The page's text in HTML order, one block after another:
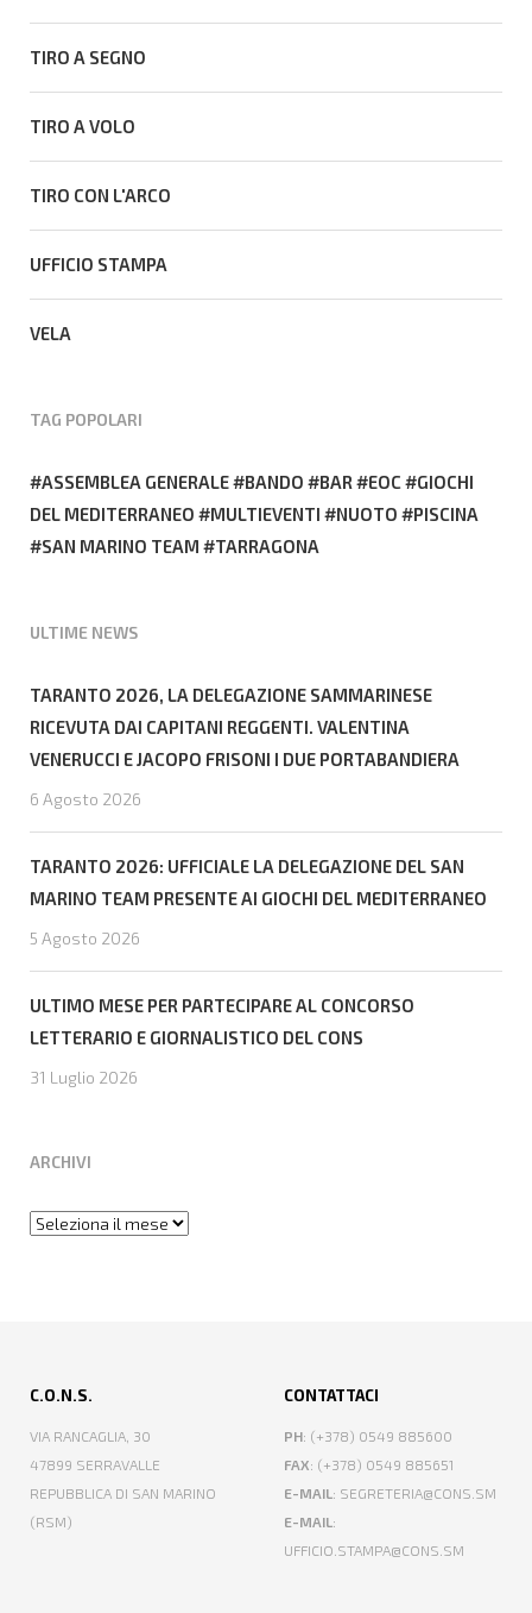
TIRO A SEGNO
TIRO A VOLO
TIRO CON L'ARCO
UFFICIO STAMPA
VELA
TAG POPOLARI
ASSEMBLEA GENERALE BANDO BAR EOC
GIOCHI
DEL MEDITERRANEO
MULTIEVENTI NUOTO
PISCINA
SAN MARINO TEAM
TARRAGONA
ULTIME NEWS
TARANTO 2026, LA DELEGAZIONE SAMMARINESE
RICEVUTA DAI CAPITANI REGGENTI. VALENTINA
VENERUCCI E JACOPO FRISONI I DUE PORTABANDIERA
6 Agosto 2026
TARANTO 2026: UFFICIALE LA DELEGAZIONE DEL SAN
MARINO TEAM PRESENTE AI GIOCHI DEL MEDITERRANEO
5 Agosto 2026
ULTIMO MESE PER PARTECIPARE AL CONCORSO
LETTERARIO E GIORNALISTICO DEL CONS
31 Luglio 2026
ARCHIVI
Archivi
C.O.N.S.
VIA RANCAGLIA, 30
47899 SERRAVALLE
REPUBBLICA DI SAN MARINO
(RSM)
CONTATTACI
PH: (+378) 0549 885600
FAX: (+378) 0549 885651
E-MAIL : SEGRETERIA@CONS.SM
E-MAIL :
UFFICIO.STAMPA@CONS.SM